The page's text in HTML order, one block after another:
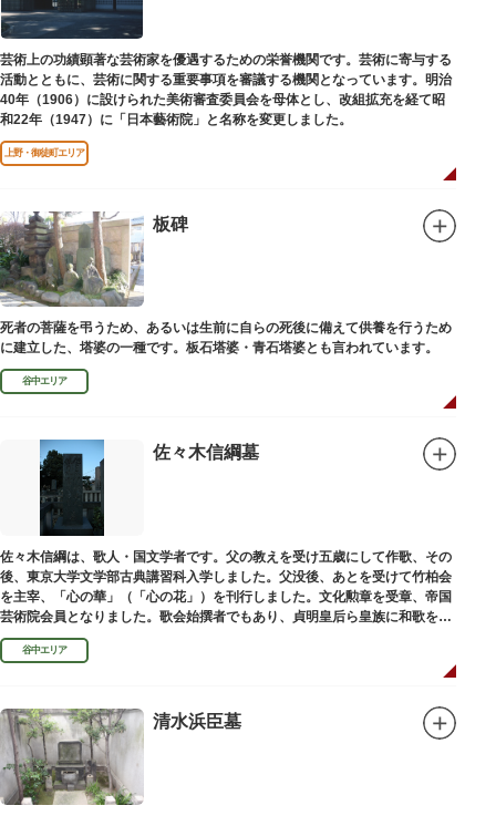
芸術上の功績顕著な芸術家を優遇するための栄誉機関です。芸術に寄与する
活動とともに、芸術に関する重要事項を審議する機関となっています。明治
40年（1906）に設けられた美術審査委員会を母体とし、改組拡充を経て昭
和22年（1947）に「日本藝術院」と名称を変更しました。
上野・御徒町エリア
板碑
死者の菩薩を弔うため、あるいは生前に自らの死後に備えて供養を行うため
に建立した、塔婆の一種です。板石塔婆・青石塔婆とも言われています。
谷中エリア
佐々木信綱墓
佐々木信綱は、歌人・国文学者です。父の教えを受け五歳にして作歌、その
後、東京大学文学部古典講習科入学しました。父没後、あとを受けて竹柏会
を主宰、「心の華」（「心の花」）を刊行しました。文化勲章を受章、帝国
芸術院会員となりました。歌会始撰者でもあり、貞明皇后ら皇族に和歌を指
導しました。そのお墓は谷中霊園にあります。
谷中エリア
清水浜臣墓